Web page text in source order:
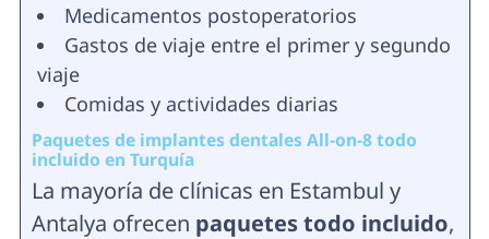
Medicamentos postoperatorios
Gastos de viaje entre el primer y segundo
viaje
Comidas y actividades diarias
Paquetes de implantes dentales All-on-8 todo
incluido en Turquía
La mayoría de clínicas en Estambul y
Antalya ofrecen paquetes todo incluido,